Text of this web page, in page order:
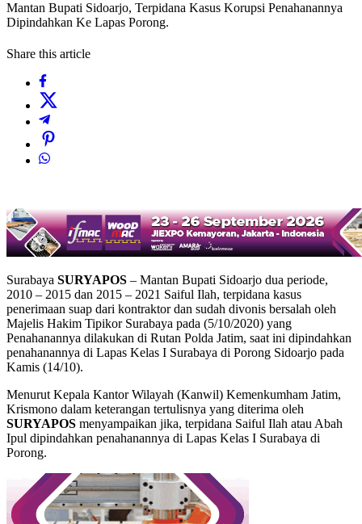
Mantan Bupati Sidoarjo, Terpidana Kasus Korupsi Penahanannya
Dipindahkan Ke Lapas Porong.
Share this article
Surabaya SURYAPOS – Mantan Bupati Sidoarjo dua periode,
2010 – 2015 dan 2015 – 2021 Saiful Ilah, terpidana kasus
penerimaan suap dari kontraktor dan sudah divonis bersalah oleh
Majelis Hakim Tipikor Surabaya pada (5/10/2020) yang
Penahanannya dilakukan di Rutan Polda Jatim, saat ini dipindahkan
penahanannya di Lapas Kelas I Surabaya di Porong Sidoarjo pada
Kamis (14/10).
Menurut Kepala Kantor Wilayah (Kanwil) Kemenkumham Jatim,
Krismono dalam keterangan tertulisnya yang diterima oleh
SURYAPOS menyampaikan jika, terpidana Saiful Ilah atau Abah
Ipul dipindahkan penahanannya di Lapas Kelas I Surabaya di
Porong.